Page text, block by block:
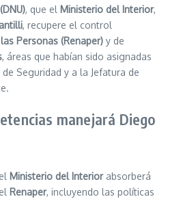
, que el Ministerio del Interior,
, recupere el control
Personas (Renaper) y de
, áreas que habían sido asignadas
Seguridad y a la Jefatura de
manejará Diego
Ministerio del Interiorabsorberá
Renaper, incluyendo las políticas